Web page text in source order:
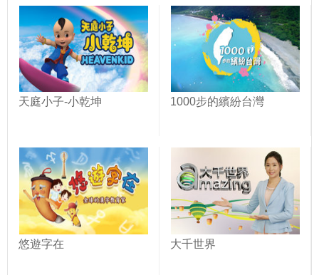
天庭小子-小乾坤 1000步的繽紛台灣
悠遊字在 大千世界